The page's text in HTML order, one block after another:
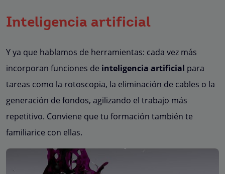
Inteligencia artificial
Y ya que hablamos de herramientas: cada vez más
incorporan funciones de inteligencia artificial para
tareas como la rotoscopia, la eliminación de cables o la
generación de fondos, agilizando el trabajo más
repetitivo. Conviene que tu formación también te
familiarice con ellas.